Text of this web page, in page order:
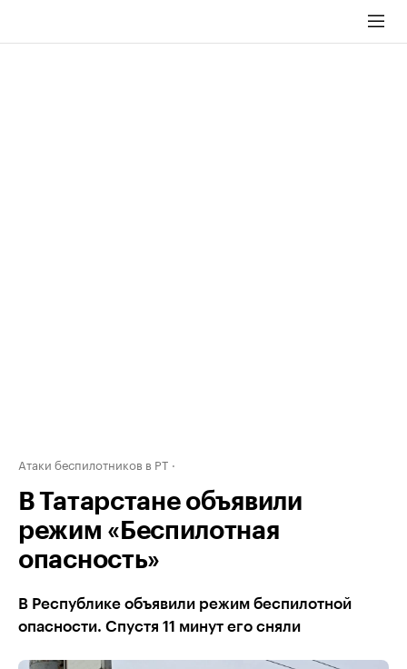
Атаки беспилотников в РТ
В Татарстане объявили
режим «Беспилотная
опасность»
В Республике объявили режим беспилотной
опасности. Спустя 11 минут его сняли